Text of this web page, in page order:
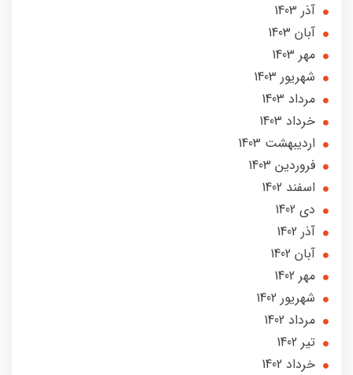
آذر 1403
آبان 1403
مهر 1403
شهریور 1403
مرداد 1403
خرداد 1403
ارديبهشت 1403
فروردین 1403
اسفند 1402
دی 1402
آذر 1402
آبان 1402
مهر 1402
شهریور 1402
مرداد 1402
تير 1402
خرداد 1402